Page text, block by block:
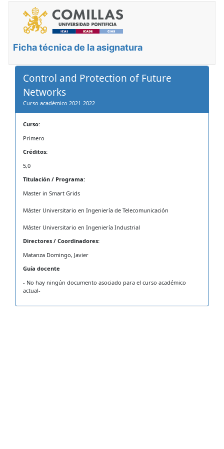
Ficha técnica de la asignatura
Control and Protection of Future
Networks
Curso académico 2021-2022
Curso:
Primero
Créditos:
5,0
Titulación / Programa:
Master in Smart Grids
Máster Universitario en Ingeniería de Telecomunicación
Máster Universitario en Ingeniería Industrial
Directores / Coordinadores:
Matanza Domingo, Javier
Guía docente
- No hay ningún documento asociado para el curso académico
actual-